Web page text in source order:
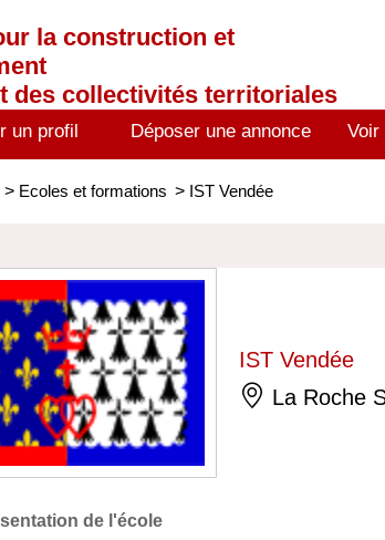
la construction et
des collectivités territoriales
un profil Déposer une annonce Voir
> Ecoles et formations > IST Vendée
IST Vendée
La Roche
de l'école